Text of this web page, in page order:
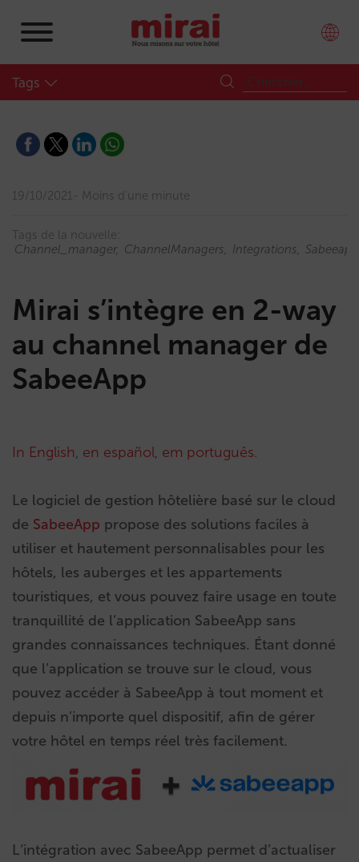
Tags
19/10/2021 Moins d'une minute
Tags de la nouvelle:
Channel_manager
ChannelManagers Integrations Sabeeapp
Mirai s’intègre en 2-way
au channel manager de
SabeeApp
In English, en español, em português.
Le logiciel de gestion hôtelière basé sur le cloud
de SabeeApp propose des solutions faciles à
utiliser et hautement personnalisables pour les
hôtels, les auberges et les appartements
touristiques, et vous pouvez faire usage en toute
tranquillité de l’application SabeeApp sans
grandes connaissances techniques. Étant donné
que l’application se trouve sur le cloud, vous
pouvez accéder à SabeeApp à tout moment et
depuis n’importe quel dispositif, afin de gérer
votre hôtel en temps réel très facilement.
L‘intégration avec SabeeApp permet d’actualiser